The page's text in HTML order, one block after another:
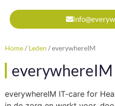
Home/ Leden /everywhereIM
everywhereIM
everywhereIM IT-care for